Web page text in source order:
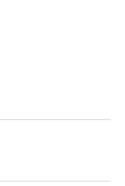
ます。箱潰れ
されない方よろ